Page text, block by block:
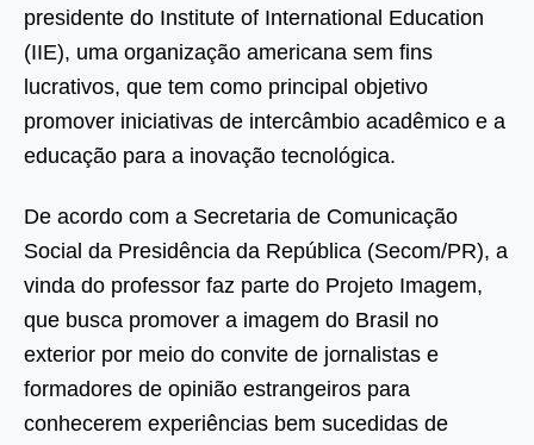
presidente do Institute of International Education
(IIE), uma organização americana sem fins
lucrativos, que tem como principal objetivo
promover iniciativas de intercâmbio acadêmico e a
educação para a inovação tecnológica.
De acordo com a Secretaria de Comunicação
Social da Presidência da República (Secom/PR), a
vinda do professor faz parte do Projeto Imagem,
que busca promover a imagem do Brasil no
exterior por meio do convite de jornalistas e
formadores de opinião estrangeiros para
conhecerem experiências bem sucedidas de